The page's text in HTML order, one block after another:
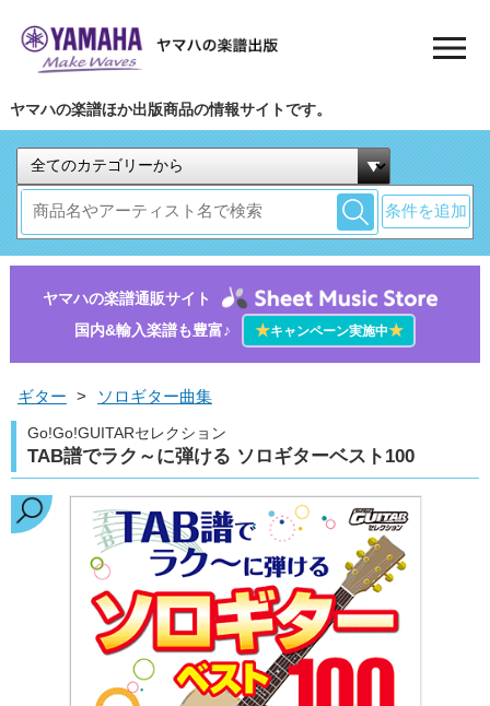
ヤマハの楽譜ほか出版商品の情報サイトです。
条件を追加
ヤマハの楽譜通販サイト
国内&輸入楽譜も豊富♪
★キャンペーン実施中★
ギター > ソロギター曲集
Go!Go!GUITARセレクション
TAB譜でラク～に弾ける ソロギターベスト100